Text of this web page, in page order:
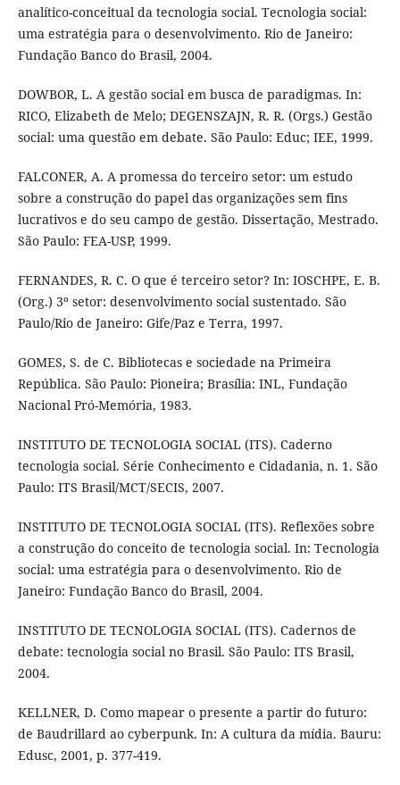
analítico-conceitual da tecnologia social. Tecnologia social:
uma estratégia para o desenvolvimento. Rio de Janeiro:
Fundação Banco do Brasil, 2004.
DOWBOR, L. A gestão social em busca de paradigmas. In:
RICO, Elizabeth de Melo; DEGENSZAJN, R. R. (Orgs.) Gestão
social: uma questão em debate. São Paulo: Educ; IEE, 1999.
FALCONER, A. A promessa do terceiro setor: um estudo
sobre a construção do papel das organizações sem fins
lucrativos e do seu campo de gestão. Dissertação, Mestrado.
São Paulo: FEA-USP, 1999.
FERNANDES, R. C. O que é terceiro setor? In: IOSCHPE, E. B.
(Org.) 3º setor: desenvolvimento social sustentado. São
Paulo/Rio de Janeiro: Gife/Paz e Terra, 1997.
GOMES, S. de C. Bibliotecas e sociedade na Primeira
República. São Paulo: Pioneira; Brasília: INL, Fundação
Nacional Pró-Memória, 1983.
INSTITUTO DE TECNOLOGIA SOCIAL (ITS). Caderno
tecnologia social. Série Conhecimento e Cidadania, n. 1. São
Paulo: ITS Brasil/MCT/SECIS, 2007.
INSTITUTO DE TECNOLOGIA SOCIAL (ITS). Reflexões sobre
a construção do conceito de tecnologia social. In: Tecnologia
social: uma estratégia para o desenvolvimento. Rio de
Janeiro: Fundação Banco do Brasil, 2004.
INSTITUTO DE TECNOLOGIA SOCIAL (ITS). Cadernos de
debate: tecnologia social no Brasil. São Paulo: ITS Brasil,
2004.
KELLNER, D. Como mapear o presente a partir do futuro:
de Baudrillard ao cyberpunk. In: A cultura da mídia. Bauru:
Edusc, 2001, p. 377-419.